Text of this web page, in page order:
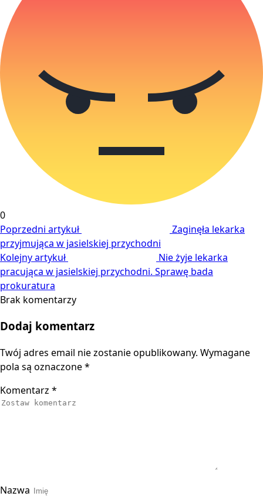
0
Poprzedni artykuł
Zaginęła lekarka
przyjmująca w jasielskiej przychodni
Kolejny artykuł
Nie żyje lekarka
pracująca w jasielskiej przychodni. Sprawę bada
prokuratura
Brak komentarzy
Dodaj komentarz
Twój adres email nie zostanie opublikowany. Wymagane
pola są oznaczone*
Komentarz *
Nazwa